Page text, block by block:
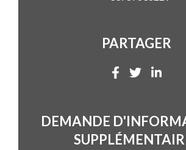
PARTAGER
DEMANDE